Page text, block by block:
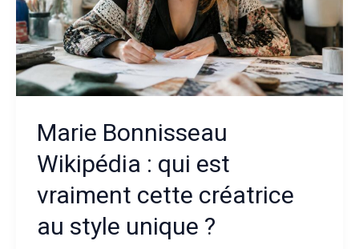
urbaine
Marie Bonnisseau
Wikipédia : qui est
vraiment cette créatrice
au style unique ?